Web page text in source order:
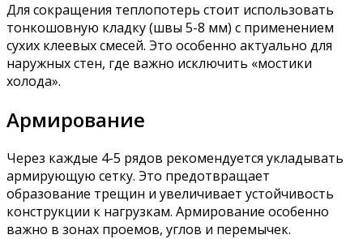
Для сокращения теплопотерь стоит использовать
тонкошовную кладку (швы 5-8 мм) с применением
сухих клеевых смесей. Это особенно актуально для
наружных стен, где важно исключить «мостики
холода».
Армирование
Через каждые 4-5 рядов рекомендуется укладывать
армирующую сетку. Это предотвращает
образование трещин и увеличивает устойчивость
конструкции к нагрузкам. Армирование особенно
важно в зонах проемов, углов и перемычек.